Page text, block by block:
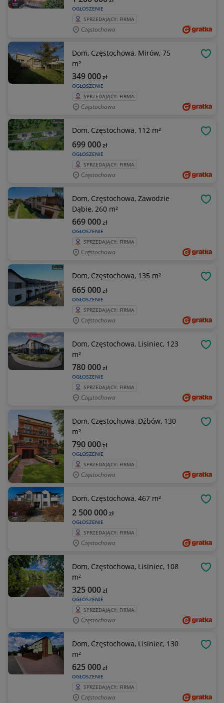
OGŁOSZENIE
SPRZEDAJĄCY: FIRMA
Częstochowa
Dom, Częstochowa, Mirów, 75
m²
OGŁOSZENIE
349 000zł
SPRZEDAJĄCY: FIRMA
Częstochowa
Dom, Częstochowa, 112 m²
OGŁOSZENIE
699 000zł
SPRZEDAJĄCY: FIRMA
Częstochowa
Dom, Częstochowa, Zawodzie
Dąbie, 260 m²
OGŁOSZENIE
669 000zł
SPRZEDAJĄCY: FIRMA
Częstochowa
Dom, Częstochowa, 135 m²
OGŁOSZENIE
665 000zł
SPRZEDAJĄCY: FIRMA
Częstochowa
Dom, Częstochowa, Lisiniec, 123
m²
OGŁOSZENIE
780 000zł
SPRZEDAJĄCY: FIRMA
Częstochowa
Dom, Częstochowa, Dźbów, 130
m²
OGŁOSZENIE
790 000zł
SPRZEDAJĄCY: FIRMA
Częstochowa
Dom, Częstochowa, 467 m²
OGŁOSZENIE
2 500 000zł
SPRZEDAJĄCY: FIRMA
Częstochowa
Dom, Częstochowa, Lisiniec, 108
m²
OGŁOSZENIE
325 000zł
SPRZEDAJĄCY: FIRMA
Częstochowa
Dom, Częstochowa, Lisiniec, 130
m²
OGŁOSZENIE
625 000zł
SPRZEDAJĄCY: FIRMA
Częstochowa